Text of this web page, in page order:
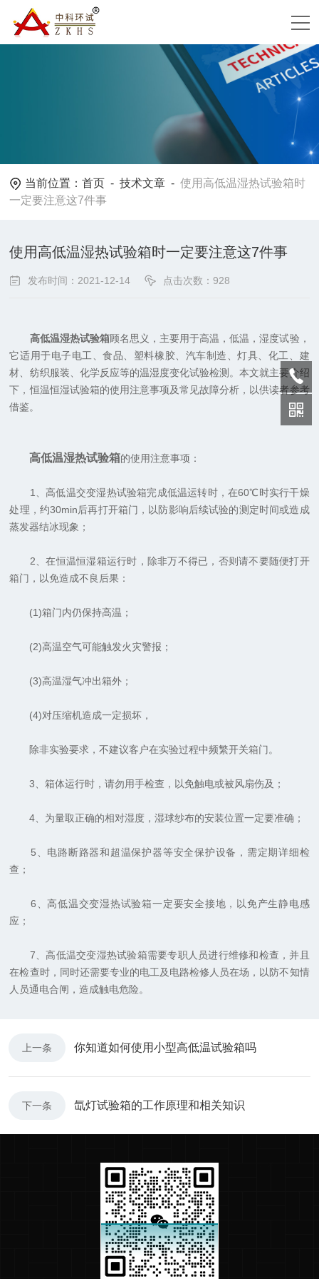
当前位置：首页 -技术文章 -使用高低温湿热试验箱时
一定要注意这7件事
使用高低温湿热试验箱时一定要注意这7件事
发布时间：2021-12-14 点击次数：928
高低温湿热试验箱顾名思义，主要用于高温，低温，湿度试验，
它适用于电子电工、食品、塑料橡胶、汽车制造、灯具、化工、建
材、纺织服装、化学反应等的温湿度变化试验检测。本文就主要介绍
下，恒温恒湿试验箱的使用注意事项及常见故障分析，以供读者参考
借鉴。
高低温湿热试验箱的使用注意事项：
1、高低温交变湿热试验箱完成低温运转时，在60℃时实行干燥
处理，约30min后再打开箱门，以防影响后续试验的测定时间或造成
蒸发器结冰现象；
2、在恒温恒湿箱运行时，除非万不得已，否则请不要随便打开
箱门，以免造成不良后果：
(1)箱门内仍保持高温；
(2)高温空气可能触发火灾警报；
(3)高温湿气冲出箱外；
(4)对压缩机造成一定损坏，
除非实验要求，不建议客户在实验过程中频繁开关箱门。
3、箱体运行时，请勿用手检查，以免触电或被风扇伤及；
4、为量取正确的相对湿度，湿球纱布的安装位置一定要准确；
5、电路断路器和超温保护器等安全保护设备，需定期详细检
查；
6、高低温交变湿热试验箱一定要安全接地，以免产生静电感
应；
7、高低温交变湿热试验箱需要专职人员进行维修和检查，并且
在检查时，同时还需要专业的电工及电路检修人员在场，以防不知情
人员通电合闸，造成触电危险。
上一条 你知道如何使用小型高低温试验箱吗
下一条 氙灯试验箱的工作原理和相关知识